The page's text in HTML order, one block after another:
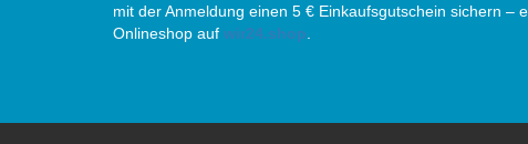
mit der Anmeldung einen 5 € Einkaufsgutschein sichern –
Onlineshop auf wir24.shop.